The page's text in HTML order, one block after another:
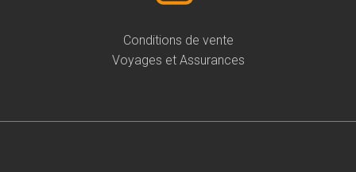
Conditions de vente
Voyages et Assurances